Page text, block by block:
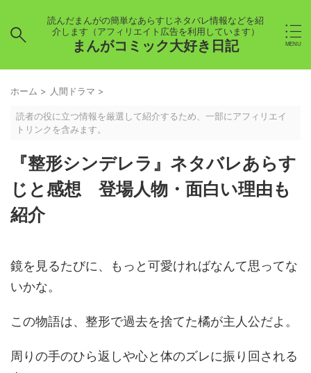
読んだまんがの簡単なあらすじネタバレ情報などを紹
介します（アフィリエイト広告を利用しています）
まんがコミック大好き日記
ホーム > 人間ドラマ >
読者の役に立つ情報を厳選して紹介するため、一部にアフィリエイ
トリンクを含みます。
『整形シンデレラ』ネタバレあらす
じと感想 登場人物・面白い理由も
紹介
鏡を見るたびに、もっと可愛ければなんて思ってな
いかな。
この物語は、整形で過去を捨てた橘が主人公だよ。
周りの手のひら返しや心と体のズレに振り回される